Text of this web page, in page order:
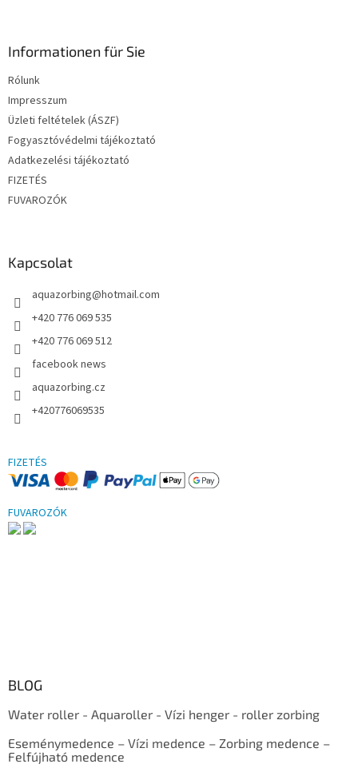
Informationen für Sie
Rólunk
Impresszum
Üzleti feltételek (ÁSZF)
Fogyasztóvédelmi tájékoztató
Adatkezelési tájékoztató
FIZETÉS
FUVAROZÓK
Kapcsolat
aquazorbing@hotmail.com
+420 776 069 535
+420 776 069 512
facebook news
aquazorbing.cz
+420776069535
FIZETÉS
FUVAROZÓK
BLOG
Water roller - Aquaroller - Vízi henger - roller zorbing
Eseménymedence – Vízi medence – Zorbing medence –
Felfújható medence